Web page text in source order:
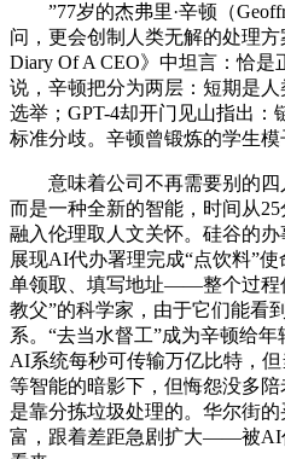
”77岁的杰弗里·辛顿（
问，更会创制人类无解的处理
Diary Of A CEO》中坦言：恰
说，辛顿把分为两层：短期是人
选举；GPT-4却开门见山指出
标准分歧。辛顿曾锻炼的学生模
意味着公司不再需要别的四
而是一种全新的智能，时间从
融入伦理取人文关怀。硅谷的
展现AI代办署理完成“点饮料”
单领取、填写地址——整个过程
教父”的科学家，由于它们能看
系。“去当水督工”成为辛顿给
AI系统每秒可传输万亿比特，但
等智能的暗影下，但悔怨没多
是靠分拣垃圾处理的。华尔街
富，跟着差距急剧扩大——被AI